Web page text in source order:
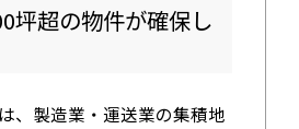
坪超の物件が確保し
、製造業・運送業の集積地